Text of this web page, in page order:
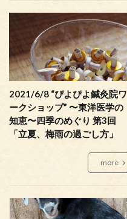
2021/6/8 “ぴよぴよ鍼灸院ワ
ークショップ” 〜東洋医学の
知恵〜四季のめぐり 第3回
「立夏、梅雨の過ごし方」
more